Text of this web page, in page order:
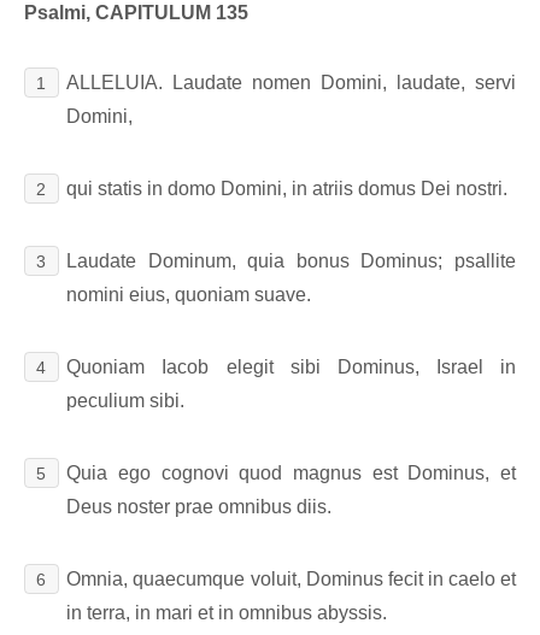
Psalmi, CAPITULUM 135
1
ALLELUIA. Laudate nomen Domini, laudate, servi
Domini,
2 qui statis in domo Domini, in atriis domus Dei nostri.
3
Laudate Dominum, quia bonus Dominus; psallite
nomini eius, quoniam suave.
4
Quoniam Iacob elegit sibi Dominus, Israel in
peculium sibi.
5
Quia ego cognovi quod magnus est Dominus, et
Deus noster prae omnibus diis.
6
Omnia, quaecumque voluit, Dominus fecit in caelo et
in terra, in mari et in omnibus abyssis.